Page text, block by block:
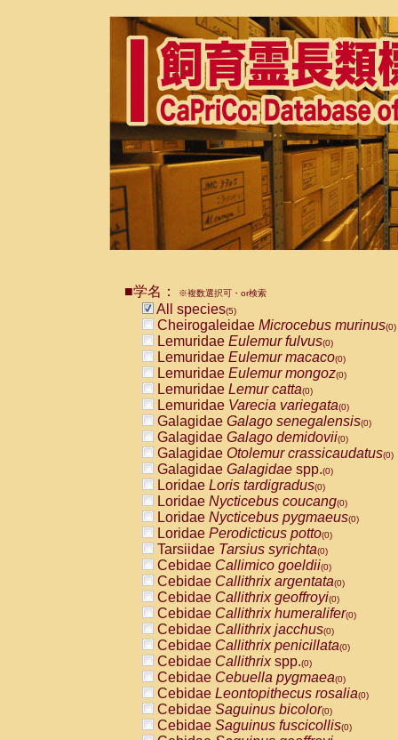
■学名： ※複数選択可・or検索
All species(5)
Cheirogaleidae Microcebus murinus(0)
Lemuridae Eulemur fulvus(0)
Lemuridae Eulemur macaco(0)
Lemuridae Eulemur mongoz(0)
Lemuridae Lemur catta(0)
Lemuridae Varecia variegata(0)
Galagidae Galago senegalensis(0)
Galagidae Galago demidovii(0)
Galagidae Otolemur crassicaudatus(0)
Galagidae Galagidae spp.(0)
Loridae Loris tardigradus(0)
Loridae Nycticebus coucang(0)
Loridae Nycticebus pygmaeus(0)
Loridae Perodicticus potto(0)
Tarsiidae Tarsius syrichta(0)
Cebidae Callimico goeldii(0)
Cebidae Callithrix argentata(0)
Cebidae Callithrix geoffroyi(0)
Cebidae Callithrix humeralifer(0)
Cebidae Callithrix jacchus(0)
Cebidae Callithrix penicillata(0)
Cebidae Callithrixspp.(0)
Cebidae Cebuella pygmaea(0)
Cebidae Leontopithecus rosalia(0)
Cebidae Saguinus bicolor(0)
Cebidae Saguinus fuscicollis(0)